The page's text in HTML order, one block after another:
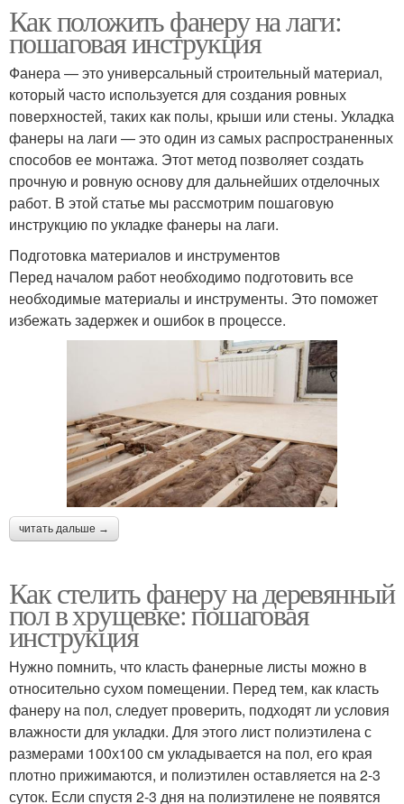
Как положить фанеру на лаги:
пошаговая инструкция
Фанера — это универсальный строительный материал,
который часто используется для создания ровных
поверхностей, таких как полы, крыши или стены. Укладка
фанеры на лаги — это один из самых распространенных
способов ее монтажа. Этот метод позволяет создать
прочную и ровную основу для дальнейших отделочных
работ. В этой статье мы рассмотрим пошаговую
инструкцию по укладке фанеры на лаги.
Подготовка материалов и инструментов
Перед началом работ необходимо подготовить все
необходимые материалы и инструменты. Это поможет
избежать задержек и ошибок в процессе.
читать дальше →
Как стелить фанеру на деревянный
пол в хрущевке: пошаговая
инструкция
Нужно помнить, что класть фанерные листы можно в
относительно сухом помещении. Перед тем, как класть
фанеру на пол, следует проверить, подходят ли условия
влажности для укладки. Для этого лист полиэтилена с
размерами 100х100 см укладывается на пол, его края
плотно прижимаются, и полиэтилен оставляется на 2-3
суток. Если спустя 2-3 дня на полиэтилене не появятся